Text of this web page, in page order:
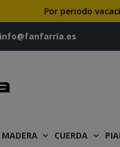
Por periodo
info@fanfarria.es
CUERDA